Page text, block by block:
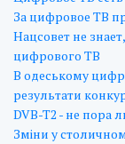
За цифровое ТВ
Нацсовет не
цифрового ТВ
В одеському
результати
DVB-T2 - не пора
Зміни у